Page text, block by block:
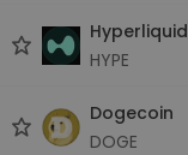
Hyperliquid
HYPE
Dogecoin
DOGE